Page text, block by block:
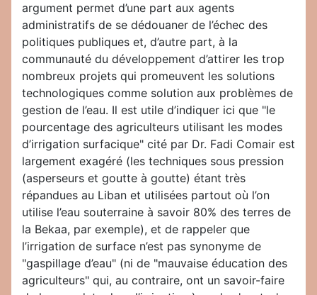
argument permet d’une part aux agents
administratifs de se dédouaner de l’échec des
politiques publiques et, d’autre part, à la
communauté du développement d’attirer les trop
nombreux projets qui promeuvent les solutions
technologiques comme solution aux problèmes de
gestion de l’eau. Il est utile d’indiquer ici que "le
pourcentage des agriculteurs utilisant les modes
d’irrigation surfacique" cité par Dr. Fadi Comair est
largement exagéré (les techniques sous pression
(asperseurs et goutte à goutte) étant très
répandues au Liban et utilisées partout où l’on
utilise l’eau souterraine à savoir 80% des terres de
la Bekaa, par exemple), et de rappeler que
l’irrigation de surface n’est pas synonyme de
"gaspillage d’eau" (ni de "mauvaise éducation des
agriculteurs" qui, au contraire, ont un savoir-faire